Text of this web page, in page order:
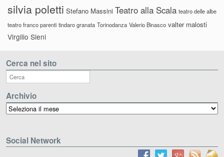
silvia poletti Stefano Massini Teatro alla Scala teatro delle albe
teatro franco parenti tindaro granata Torinodanza Valerio Binasco valter malosti
Virgilio Sieni
Cerca nel sito
Archivio
Archivio
Social Network